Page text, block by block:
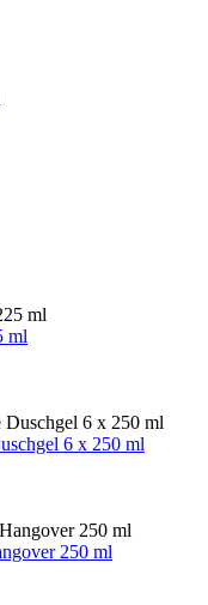
ml
6 x 250 ml
250 ml